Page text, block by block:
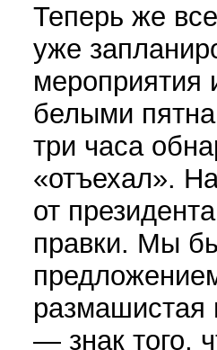
Теперь же
уже
мероприятия
белыми
три часа
«отъехал».
от
правки. Мы
размашистая
— знак того,